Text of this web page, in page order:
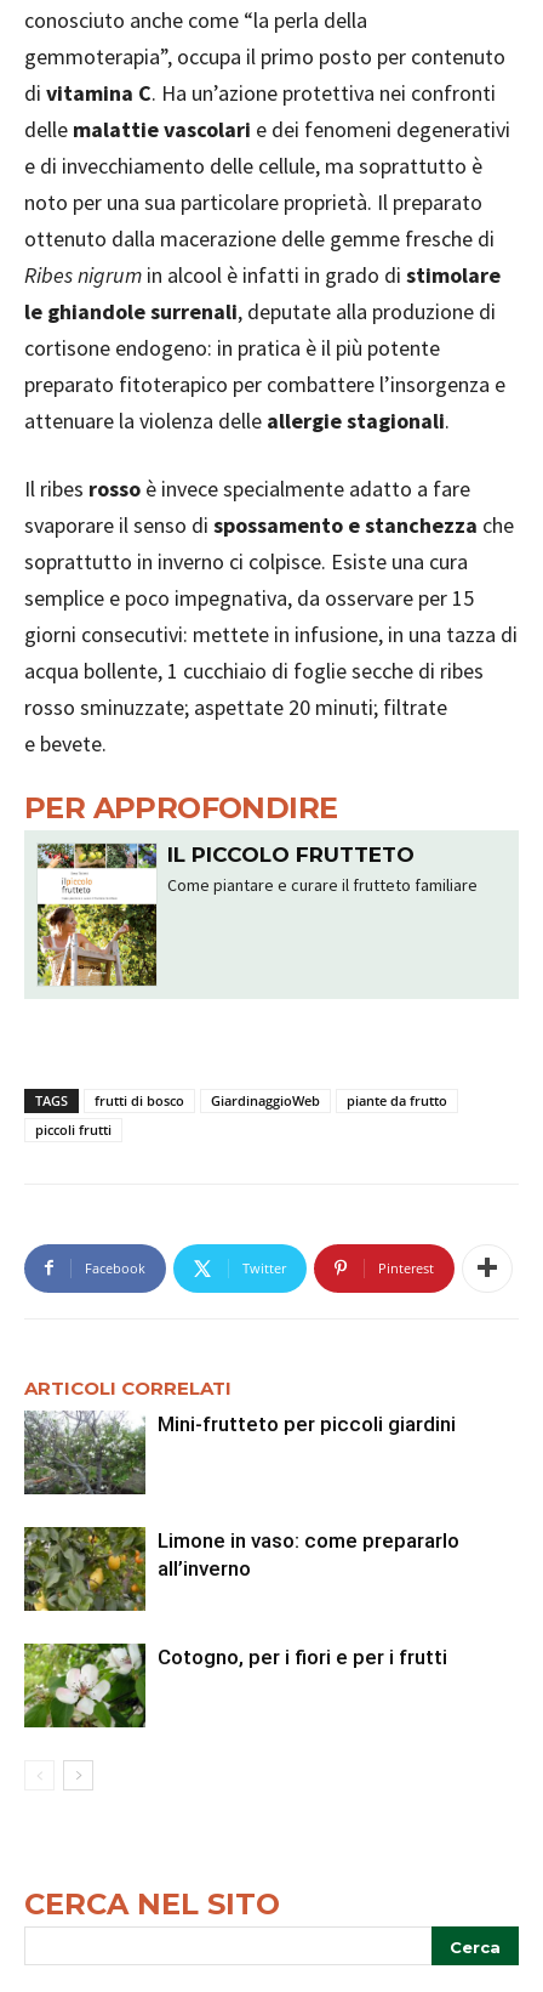
conosciuto anche come “la perla della
gemmoterapia”, occupa il primo posto per contenuto
di vitamina C. Ha un’azione protettiva nei confronti
delle malattie vascolari e dei fenomeni degenerativi
e di invecchiamento delle cellule, ma soprattutto è
noto per una sua particolare proprietà. Il preparato
ottenuto dalla macerazione delle gemme fresche di
Ribes nigrum in alcool è infatti in grado di stimolare
le ghiandole surrenali, deputate alla produzione di
cortisone endogeno: in pratica è il più potente
preparato fitoterapico per combattere l’insorgenza e
attenuare la violenza delle allergie stagionali.
Il ribes rosso è invece specialmente adatto a fare
svaporare il senso di spossamento e stanchezza che
soprattutto in inverno ci colpisce. Esiste una cura
semplice e poco impegnativa, da osservare per 15
giorni consecutivi: mettete in infusione, in una tazza di
acqua bollente, 1 cucchiaio di foglie secche di ribes
rosso sminuzzate; aspettate 20 minuti; filtrate
e bevete.
PER APPROFONDIRE
IL PICCOLO FRUTTETO
Come piantare e curare il frutteto familiare
TAGS frutti di bosco GiardinaggioWeb
piante da frutto
piccoli frutti
Facebook Twitter Pinterest
ARTICOLI CORRELATI
Mini-frutteto per piccoli giardini
Limone in vaso: come prepararlo
all’inverno
Cotogno, per i fiori e per i frutti
CERCA NEL SITO